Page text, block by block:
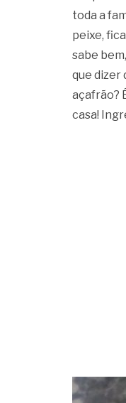
toda a
peixe,
sabe
que dizer
açafrão?
casa!